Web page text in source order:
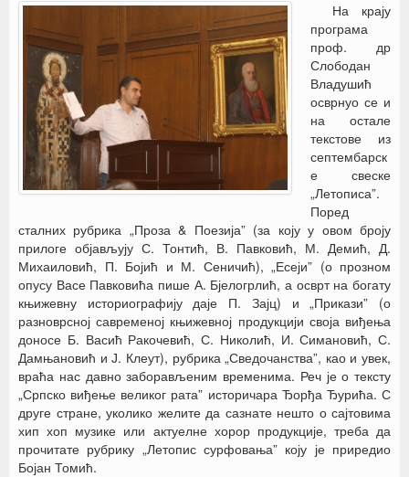
На крају
програма
проф. др
Слободан
Владушић
осврнуо се и
на остале
текстове из
септембарск
е свеске
„Летописа”.
Поред
сталних рубрика „Проза & Поезија” (за коју у овом броју
прилоге објављују С. Тонтић, В. Павковић, М. Демић, Д.
Михаиловић, П. Бојић и М. Сеничић), „Есеји” (о прозном
опусу Васе Павковића пише А. Бјелогрлић, а осврт на богату
књижевну историографију даје П. Зајц) и „Прикази” (о
разноврсној савременој књижевној продукцији своја виђења
доносе Б. Васић Ракочевић, С. Николић, И. Симановић, С.
Дамњановић и Ј. Клеут), рубрика „Сведочанства”, као и увек,
враћа нас давно заборављеним временима. Реч је о тексту
„Српско виђење великог рата” историчара Ђорђа Ђурића. С
друге стране, уколико желите да сазнате нешто о сајтовима
хип хоп музике или актуелне хорор продукције, треба да
прочитате рубрику „Летопис сурфовања” коју је приредио
Бојан Томић.